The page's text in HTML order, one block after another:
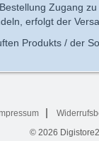
Zugang
erfolgt der
Produkts / der
© 2026